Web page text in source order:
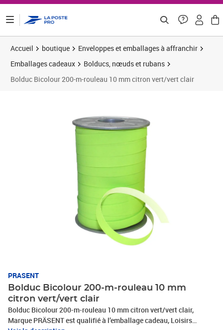
Accueil boutique
Enveloppes et emballages à affranchir
Emballages cadeaux
Bolducs, nœuds et rubans
Bolduc Bicolour 200-m-rouleau 10 mm citron vert/vert clair
PRASENT
Bolduc Bicolour 200-m-rouleau 10 mm
citron vert/vert clair
Bolduc Bicolour 200-m-rouleau 10 mm citron vert/vert clair,
Marque PRÄSENT est qualifié à l’emballage cadeau, Loisirs